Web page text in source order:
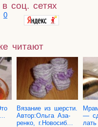
соц. сетях
0
читают
Вяза­ние из шер­сти.
Автор:Ольга Аза­
рен­ко, г.Новосиб…
—